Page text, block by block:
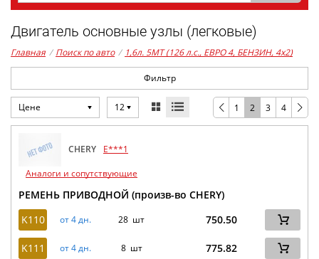
Двигатель основные узлы (легковые)
Главная / Поиск по авто / 1,6л. 5MT (126 л.с., ЕВРО 4, БЕНЗИН, 4x2)
Фильтр
Цене 12 1 2 3 4
CHERY
E***1
Аналоги и сопутствующие
РЕМЕНЬ ПРИВОДНОЙ (произв-во CHERY)
K110
от 4 дн. 28 шт 750.50
K111 от 4 дн. 8 шт 775.82